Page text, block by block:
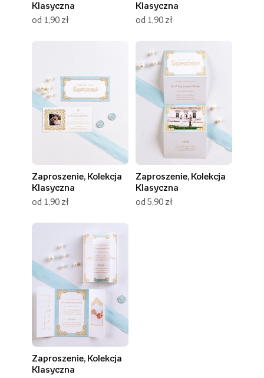
Klasyczna
od 1,90 zł
Klasyczna
od 1,90 zł
Zaproszenie, Kolekcja
Klasyczna
od 1,90 zł
Zaproszenie, Kolekcja
Klasyczna
od 5,90 zł
Zaproszenie, Kolekcja
Klasyczna